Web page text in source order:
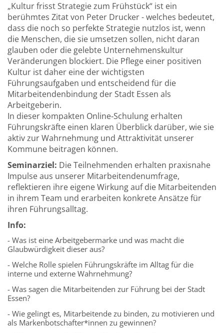
„Kultur frisst Strategie zum Frühstück“ ist ein
berühmtes Zitat von Peter Drucker - welches bedeutet,
dass die noch so perfekte Strategie nutzlos ist, wenn
die Menschen, die sie umsetzen sollen, nicht daran
glauben oder die gelebte Unternehmenskultur
Veränderungen blockiert. Die Pflege einer positiven
Kultur ist daher eine der wichtigsten
Führungsaufgaben und entscheidend für die
Mitarbeitendenbindung der Stadt Essen als
Arbeitgeberin.
In dieser kompakten Online‑Schulung erhalten
Führungskräfte einen klaren Überblick darüber, wie sie
aktiv zur Wahrnehmung und Attraktivität unserer
Kommune beitragen können.
Seminarziel: Die Teilnehmenden erhalten praxisnahe
Impulse aus unserer Mitarbeitendenumfrage,
reflektieren ihre eigene Wirkung auf die Mitarbeitenden
in ihrem Team und erarbeiten konkrete Ansätze für
ihren Führungsalltag.
Info:
- Was ist eine Arbeitgebermarke und was macht die
Glaubwürdigkeit dieser aus?
- Welche Rolle spielen Führungskräfte im Alltag für die
interne und externe Wahrnehmung?
- Was sagen die Mitarbeitenden zur Führung bei der Stadt
Essen?
- Wie gelingt es, Mitarbeitende zu binden, zu motivieren und
als Markenbotschafter*innen zu gewinnen?